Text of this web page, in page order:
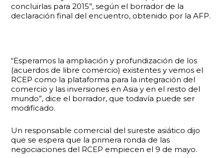
concluirlas para 2015”, según el borrador de la
declaración final del encuentro, obtenido por la AFP.
“Esperamos la ampliación y profundización de los
(acuerdos de libre comercio) existentes y vemos el
RCEP como la plataforma para la integración del
comercio y las inversiones en Asia y en el resto del
mundo”, dice el borrador, que todavía puede ser
modificado.
Un responsable comercial del sureste asiático dijo
que se espera que la primera ronda de las
negociaciones del RCEP empiecen el 9 de mayo.